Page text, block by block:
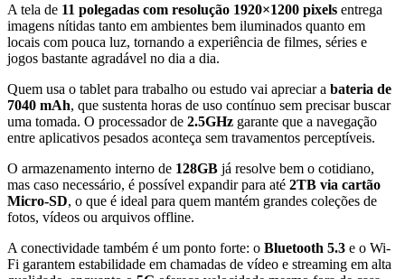
A tela de 11 polegadas com resolução 1920×1200 pixels entrega
imagens nítidas tanto em ambientes bem iluminados quanto em
locais com pouca luz, tornando a experiência de filmes, séries e
jogos bastante agradável no dia a dia.
Quem usa o tablet para trabalho ou estudo vai apreciar a bateria de
7040 mAh, que sustenta horas de uso contínuo sem precisar buscar
uma tomada. O processador de 2.5GHz garante que a navegação
entre aplicativos pesados aconteça sem travamentos perceptíveis.
O armazenamento interno de 128GB já resolve bem o cotidiano,
mas caso necessário, é possível expandir para até 2TB via cartão
Micro-SD, o que é ideal para quem mantém grandes coleções de
fotos, vídeos ou arquivos offline.
A conectividade também é um ponto forte: o Bluetooth 5.3 e o Wi-
Fi garantem estabilidade em chamadas de vídeo e streaming em alta